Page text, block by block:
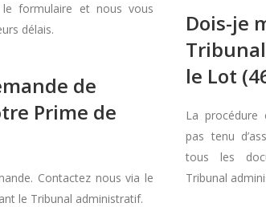
formulaire et nous vous
délais.
de
Prime de
Contactez nous via le
le Tribunal administratif.
Dois-je
le Lot
La procédure
pas tenu
tous les
Tribunal